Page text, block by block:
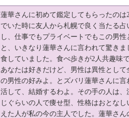
蓮華さんに初めて鑑定してもらったの
でいた時に友人から札幌で良く当たる
し、仕事でもプライベートでもこの男
と、いきなり蓮華さんに言われて驚き
食していました。食べ歩きが2人共趣味
あなたは好きだけど、男性は異性とし
の男性の好みよ。とズバリ蓮華さんに
活して、結婚するわよ。その手の人は
じぐらいの人で痩せ型、性格はおとな
えた人が私の今の主人でした。蓮華さ